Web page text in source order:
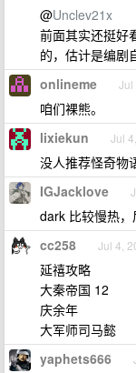
@Unclev21x
前面其实还挺好
的，估计是编剧
onlineme Jul
咱们裸熊。
lixiekun Jul
没人推荐怪奇物
IGJacklove
dark 比较慢热，
cc258 Jul 4,
延禧攻略
大秦帝国 12
庆余年
大军师司马懿
yaphets666